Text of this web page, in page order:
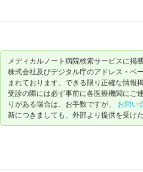
メディカルノート病院検索サービスに掲
株式会社及びデジタル庁のアドレス・ベ
まれております。できる限り正確な情報
受診の際には必ず事前に各医療機関にご
りがある場合は、お手数ですが、 お問い
新につきましても、外部より提供を受け